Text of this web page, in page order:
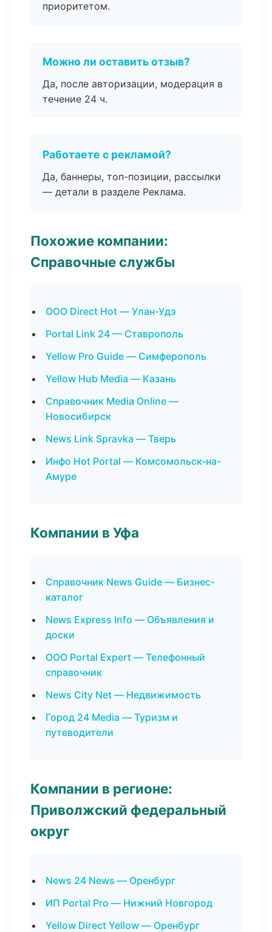
приоритетом.
Можно ли оставить отзыв?
Да, после авторизации, модерация в
течение 24 ч.
Работаете с рекламой?
Да, баннеры, топ-позиции, рассылки
— детали в разделе Реклама.
Похожие компании:
Справочные службы
ООО Direct Hot — Улан-Удэ
Portal Link 24 — Ставрополь
Yellow Pro Guide — Симферополь
Yellow Hub Media — Казань
Справочник Media Online —
Новосибирск
News Link Spravka — Тверь
Инфо Hot Portal — Комсомольск-на-
Амуре
Компании в Уфа
Справочник News Guide — Бизнес-
каталог
News Express Info — Объявления и
доски
ООО Portal Expert — Телефонный
справочник
News City Net — Недвижимость
Город 24 Media — Туризм и
путеводители
Компании в регионе:
Приволжский федеральный
округ
News 24 News — Оренбург
ИП Portal Pro — Нижний Новгород
Yellow Direct Yellow — Оренбург